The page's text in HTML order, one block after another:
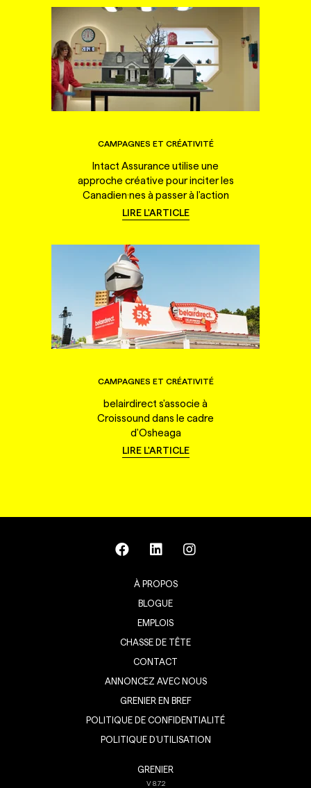
CAMPAGNES ET CRÉATIVITÉ
Intact Assurance utilise une
approche créative pour inciter les
Canadien·nes à passer à l'action
LIRE L'ARTICLE
CAMPAGNES ET CRÉATIVITÉ
belairdirect s'associe à
Croissound dans le cadre
d'Osheaga
LIRE L'ARTICLE
À PROPOS
BLOGUE
EMPLOIS
CHASSE DE TÊTE
CONTACT
ANNONCEZ AVEC NOUS
GRENIER EN BREF
POLITIQUE DE CONFIDENTIALITÉ
POLITIQUE D’UTILISATION
GRENIER
V8.7.2